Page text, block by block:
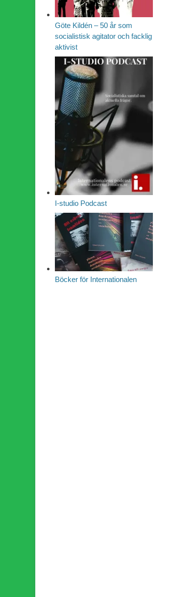
Göte Kildén – 50 år som
socialistisk agitator och facklig
aktivist
I-studio Podcast
Böcker för Internationalen